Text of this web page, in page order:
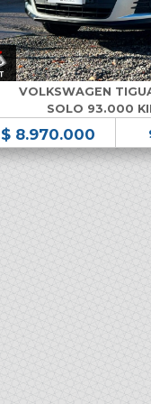
VOLKSWAGEN
SOLO 93.000
$ 8.970.000